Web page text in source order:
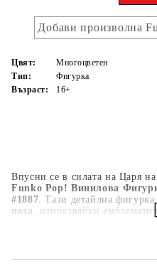
Впусни се в силата на Царя
Funko Pop! Винилова
#1887. Тази детайлна фигурка
поза
, използвайки
попълнение за всеки фен или
Добави произволна
Цвят:
Многоцветен
Тип:
Фигурка
Възраст:
16+